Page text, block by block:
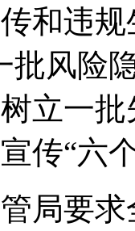
和违
批风险
立一
传“六
局要